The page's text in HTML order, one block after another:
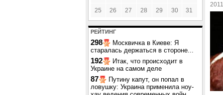
25 26 27 28 29 30 31
РЕЙТИНГ
298
Москвичка в Киеве: Я
старалась держаться в стороне...
192
Итак, что происходит в
Украине на самом деле
87
Путину капут, он попал в
ловушку: Украина применила ноу-